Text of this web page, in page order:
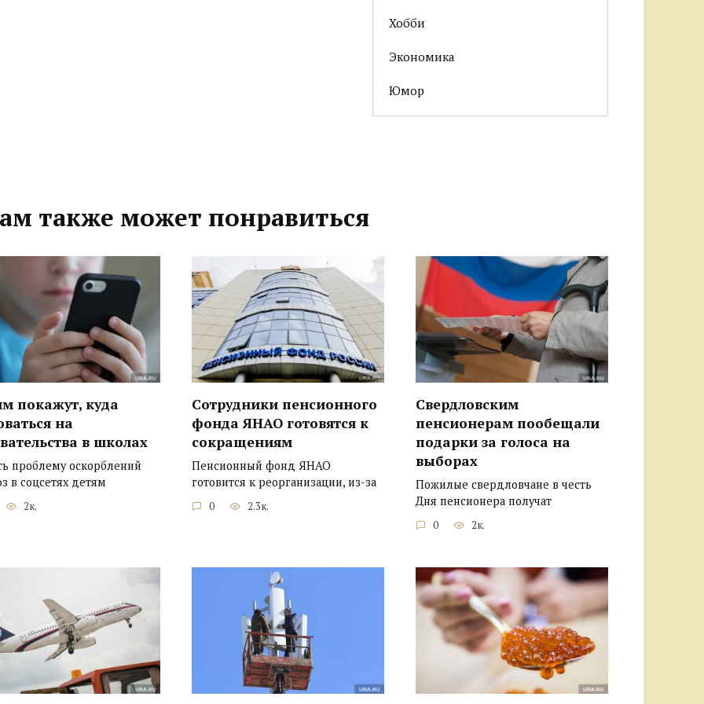
Хобби
Экономика
Юмор
также может понравиться
покажут, куда
на
в школах
проблему оскорблений
в соцсетях детям
2к.
Сотрудники пенсионного
фонда ЯНАО готовятся к
сокращениям
Пенсионный фонд ЯНАО
готовится к реорганизации, из-за
0 2.3к.
Свердловским
пенсионерам пообещали
подарки за голоса на
выборах
Пожилые свердловчане в честь
Дня пенсионера получат
0 2к.